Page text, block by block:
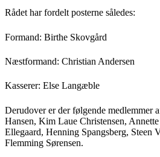
Rådet har fordelt posterne således:
Formand: Birthe Skovgård
Næstformand: Christian Andersen
Kasserer: Else Langæble
Derudover er der følgende medlemmer
Hansen, Kim Laue Christensen,
Ellegaard, Henning Spangsberg, Steen
Flemming Sørensen.